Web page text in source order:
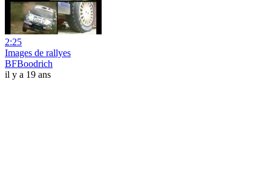
2:25
Images de rallyes
BFBoodrich
il y a 19 ans